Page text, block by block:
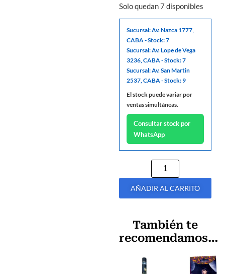
Solo quedan 7 disponibles
Sucursal: Av. Nazca 1777,
CABA - Stock: 7
Sucursal: Av. Lope de Vega
3236, CABA - Stock: 7
Sucursal: Av. San Martin
2537, CABA - Stock: 9
El stock puede variar por
ventas simultáneas.
Consultar stock por
WhatsApp
AÑADIR AL CARRITO
También te
recomendamos…